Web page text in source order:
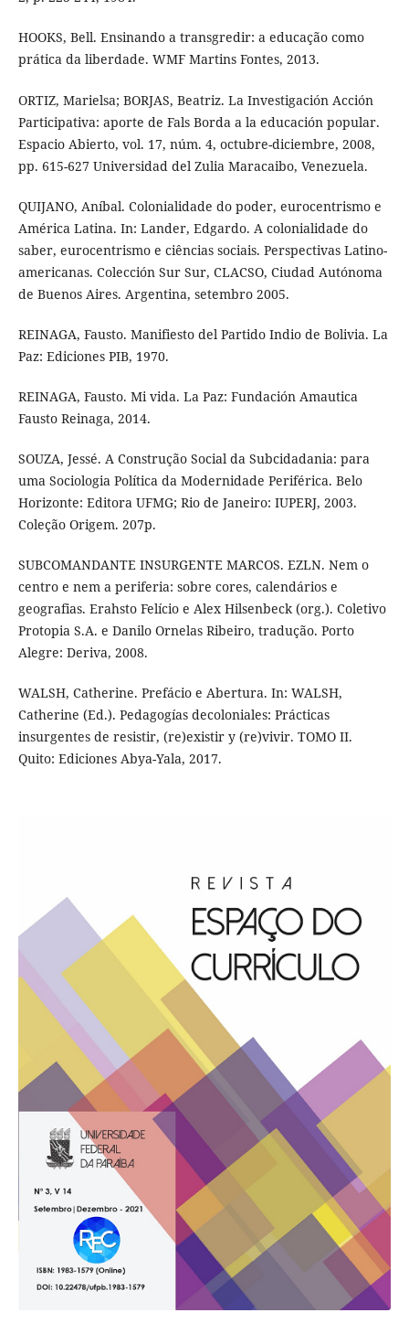
HOOKS, Bell. Ensinando a transgredir: a educação como
prática da liberdade. WMF Martins Fontes, 2013.
ORTIZ, Marielsa; BORJAS, Beatriz. La Investigación Acción
Participativa: aporte de Fals Borda a la educación popular.
Espacio Abierto, vol. 17, núm. 4, octubre-diciembre, 2008,
pp. 615-627 Universidad del Zulia Maracaibo, Venezuela.
QUIJANO, Aníbal. Colonialidade do poder, eurocentrismo e
América Latina. In: Lander, Edgardo. A colonialidade do
saber, eurocentrismo e ciências sociais. Perspectivas Latino-
americanas. Colección Sur Sur, CLACSO, Ciudad Autónoma
de Buenos Aires. Argentina, setembro 2005.
REINAGA, Fausto. Manifiesto del Partido Indio de Bolivia. La
Paz: Ediciones PIB, 1970.
REINAGA, Fausto. Mi vida. La Paz: Fundación Amautica
Fausto Reinaga, 2014.
SOUZA, Jessé. A Construção Social da Subcidadania: para
uma Sociologia Política da Modernidade Periférica. Belo
Horizonte: Editora UFMG; Rio de Janeiro: IUPERJ, 2003.
Coleção Origem. 207p.
SUBCOMANDANTE INSURGENTE MARCOS. EZLN. Nem o
centro e nem a periferia: sobre cores, calendários e
geografias. Erahsto Felício e Alex Hilsenbeck (org.). Coletivo
Protopia S.A. e Danilo Ornelas Ribeiro, tradução. Porto
Alegre: Deriva, 2008.
WALSH, Catherine. Prefácio e Abertura. In: WALSH,
Catherine (Ed.). Pedagogías decoloniales: Prácticas
insurgentes de resistir, (re)existir y (re)vivir. TOMO II.
Quito: Ediciones Abya-Yala, 2017.